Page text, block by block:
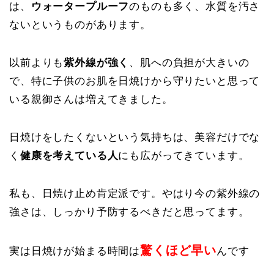
は、
ウォータープルーフのものも多く、水質を汚さ
ないというものがあります。
以前よりも紫外線が強く 、肌への負担が大きいの
で、特に子供のお肌を日焼けから守りたいと思って
いる親御さんは増えてきました。
日焼けをしたくないという気持ちは、美容だけでな
く 健康を考えている人にも広がってきています。
私も、日焼け止め肯定派です。やはり今の紫外線の
強さは、しっかり予防するべきだと思ってます。
実は日焼けが始まる時間は驚くほど早いんです